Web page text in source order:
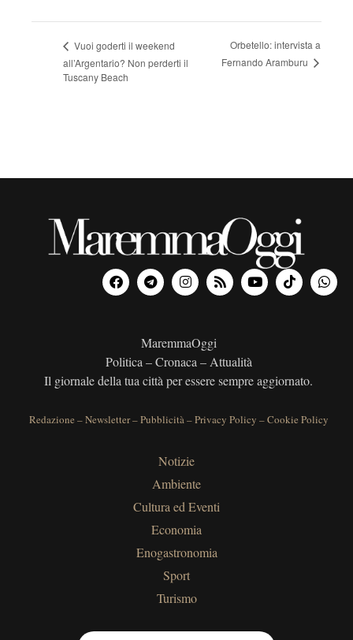
Vuoi goderti il weekend
all’Argentario? Non perderti il
Tuscany Beach
Orbetello: intervista a
Fernando Aramburu
MaremmaOggi
Politica – Cronaca – Attualità
Il giornale della tua città per essere sempre aggiornato.
Redazione –Newsletter–Pubblicità–Privacy Policy –Cookie Policy
Notizie
Ambiente
Cultura ed Eventi
Economia
Enogastronomia
Sport
Turismo